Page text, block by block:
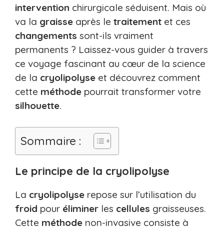
intervention chirurgicale séduisent. Mais où
va la graisse après le traitement et ces
changements sont-ils vraiment
permanents ? Laissez-vous guider à travers
ce voyage fascinant au cœur de la science
de la cryolipolyse et découvrez comment
cette méthode pourrait transformer votre
silhouette.
Sommaire :
Le principe de la cryolipolyse
La cryolipolyse repose sur l’utilisation du
froid pour éliminer les cellules graisseuses.
Cette méthode non-invasive consiste à